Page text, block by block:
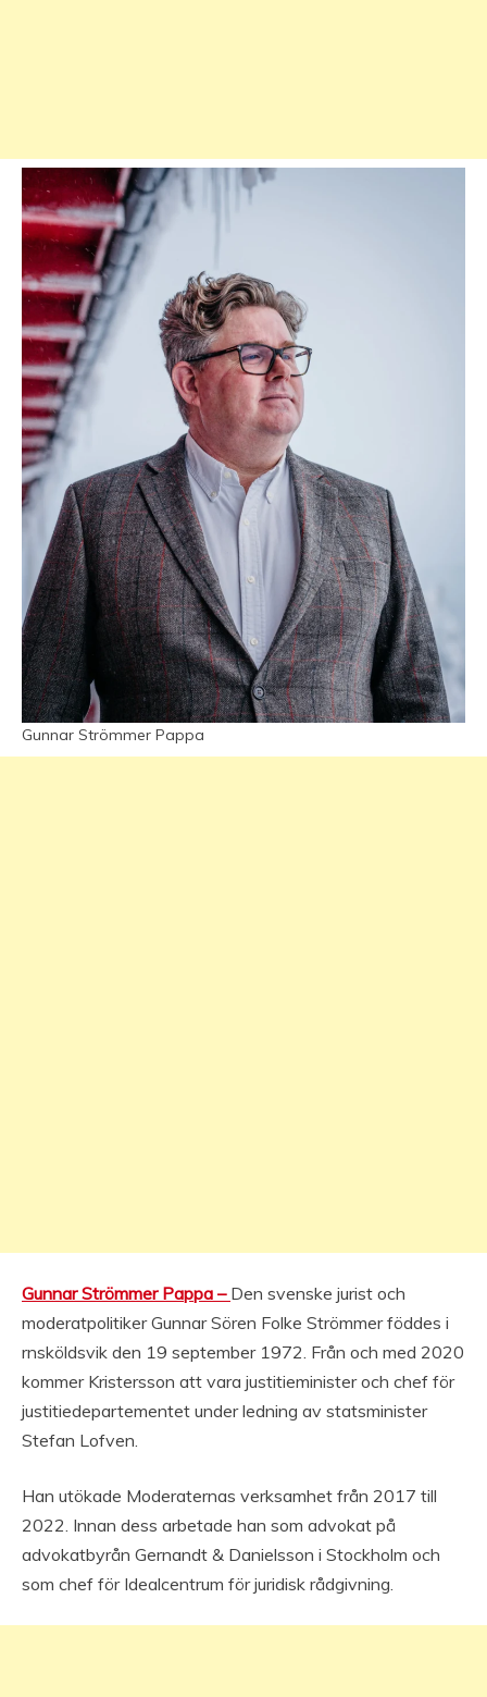
Gunnar Strömmer Pappa
Gunnar Strömmer Pappa – Den svenske jurist och
moderatpolitiker Gunnar Sören Folke Strömmer föddes i
rnsköldsvik den 19 september 1972. Från och med 2020
kommer Kristersson att vara justitieminister och chef för
justitiedepartementet under ledning av statsminister
Stefan Lofven.
Han utökade Moderaternas verksamhet från 2017 till
2022. Innan dess arbetade han som advokat på
advokatbyrån Gernandt & Danielsson i Stockholm och
som chef för Idealcentrum för juridisk rådgivning.